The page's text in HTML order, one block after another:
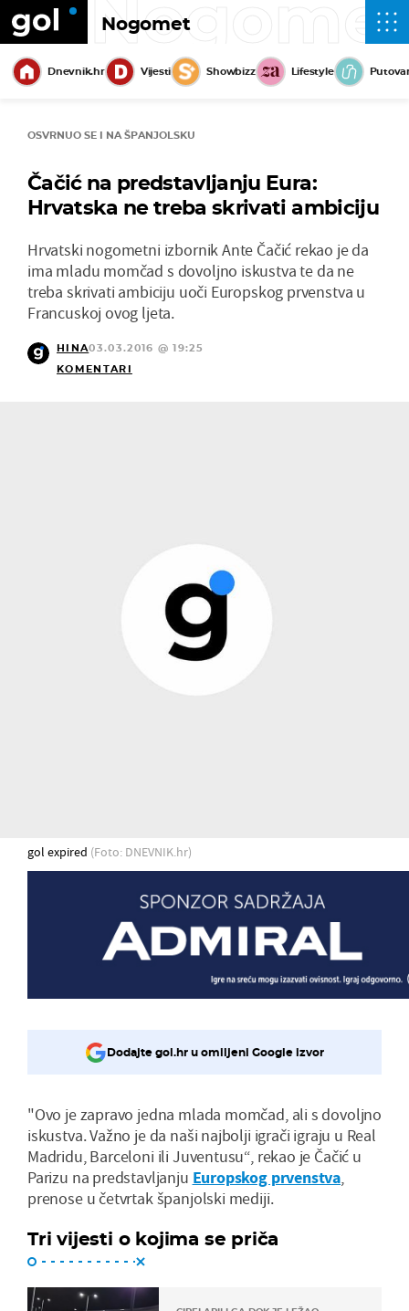
Nogomet
Dnevnik.hr Vijesti Showbizz Lifestyle
OSVRNUO SE I NA ŠPANJOLSKU
Čačić na predstavljanju Eura:
Hrvatska ne treba skrivati ambiciju
Hrvatski nogometni izbornik Ante Čačić rekao je da
ima mladu momčad s dovoljno iskustva te da ne
treba skrivati ambiciju uoči Europskog prvenstva u
Francuskoj ovog ljeta.
HINA03.03.2016 @ 19:25
KOMENTARI
gol expired (Foto: DNEVNIK.hr)
Dodajte gol.hr u omiljeni Google izvor
"Ovo je zapravo jedna mlada momčad, ali s dovoljno
iskustva. Važno je da naši najbolji igrači igraju u Real
Madridu, Barceloni ili Juventusu“, rekao je Čačić u
Parizu na predstavljanju Europskog prvenstva,
prenose u četvrtak španjolski mediji.
Tri vijesti o kojima se priča